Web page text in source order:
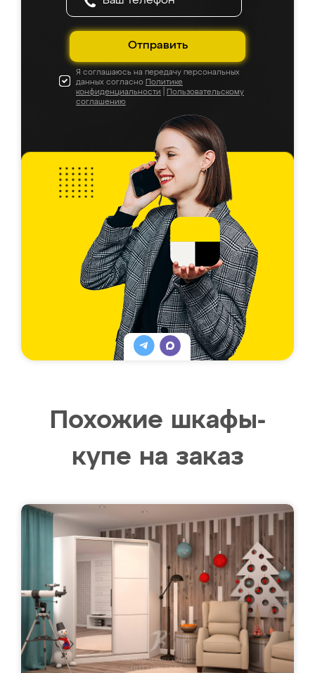
Отправить
Я соглашаюсь на передачу персональных
данных согласно Политике
конфиденциальности
Пользовательскому
соглашению
Похожие шкафы-
купе на заказ